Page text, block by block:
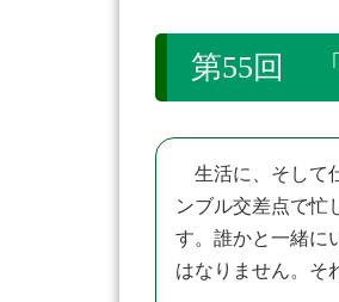
第55回
生活に、そして
ンブル交差点で忙
す。誰かと一緒に
はなりません。そ